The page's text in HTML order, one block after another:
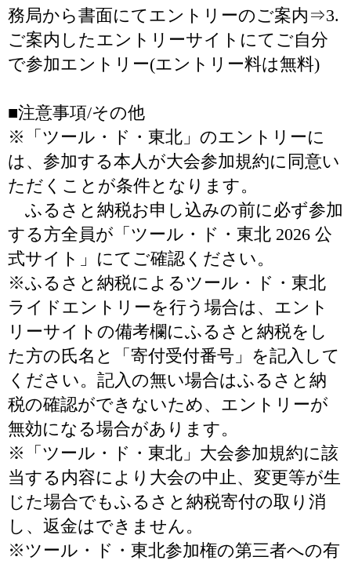
務局から書面にてエントリーのご案内⇒3.
ご案内したエントリーサイトにてご自分
で参加エントリー(エントリー料は無料)
■注意事項/その他
※「ツール・ド・東北」のエントリーに
は、参加する本人が大会参加規約に同意い
ただくことが条件となります。
ふるさと納税お申し込みの前に必ず参加
する方全員が「ツール・ド・東北 2026 公
式サイト」にてご確認ください。
※ふるさと納税によるツール・ド・東北
ライドエントリーを行う場合は、エント
リーサイトの備考欄にふるさと納税をし
た方の氏名と「寄付受付番号」を記入して
ください。記入の無い場合はふるさと納
税の確認ができないため、エントリーが
無効になる場合があります。
※「ツール・ド・東北」大会参加規約に該
当する内容により大会の中止、変更等が生
じた場合でもふるさと納税寄付の取り消
し、返金はできません。
※ツール・ド・東北参加権の第三者への有